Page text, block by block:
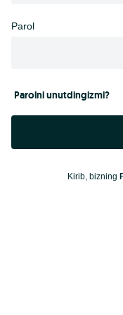
Parol
Parolni unutdingizmi?
Kirib, bizning